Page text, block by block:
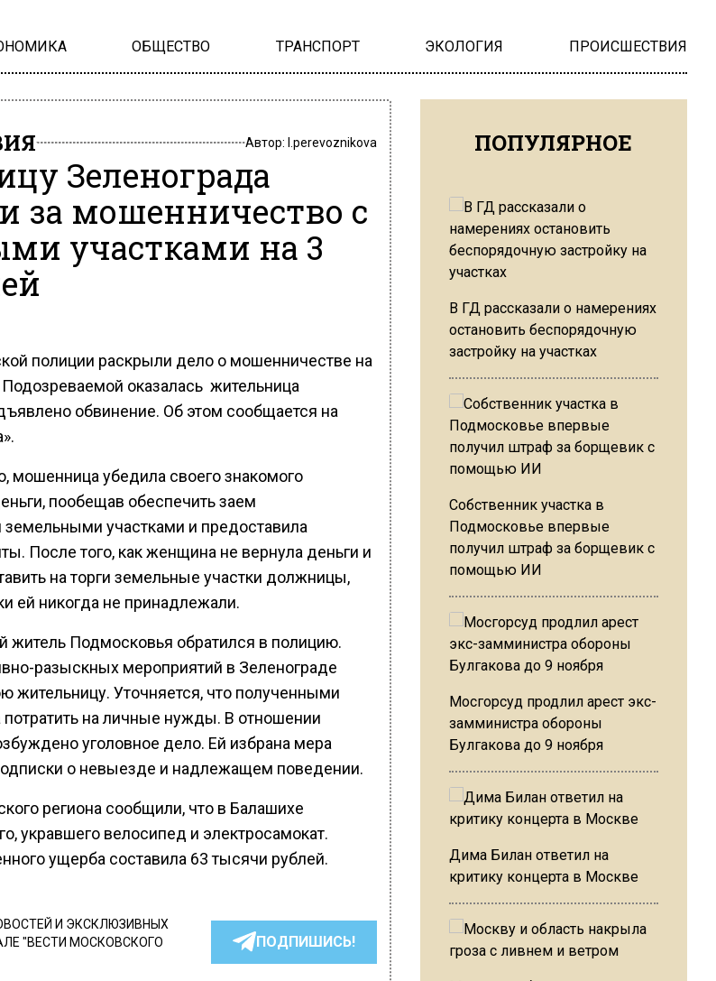
ОБЩЕСТВО ТРАНСПОРТ ЭКОЛОГИЯ ПРОИСШЕСТВИЯ
Автор: l.perevoznikova
Зеленограда
за мошенничество с
участками на 3
полиции раскрыли дело о мошенничестве на
оказалась жительница
обвинение. Об этом сообщается на
мошенница убедила своего знакомого
пообещав обеспечить заем
участками и предоставила
После того, как женщина не вернула деньги и
на торги земельные участки должницы,
ей никогда не принадлежали.
житель Подмосковья обратился в полицию.
разыскных мероприятий в Зеленограде
жительницу. Уточняется, что полученными
потратить на личные нужды. В отношении
уголовное дело. Ей избрана мера
о невыезде и надлежащем поведении.
региона сообщили, что в Балашихе
укравшего велосипед и электросамокат.
ущерба составила 63 тысячи рублей.
И ЭКСКЛЮЗИВНЫХ
"ВЕСТИ МОСКОВСКОГО
ПОДПИШИСЬ!
ПОПУЛЯРНОЕ
В ГД рассказали о намерениях
остановить беспорядочную
застройку на участках
Собственник участка в
Подмосковье впервые
получил штраф за борщевик с
помощью ИИ
Мосгорсуд продлил арест экс-
замминистра обороны
Булгакова до 9 ноября
Дима Билан ответил на
критику концерта в Москве